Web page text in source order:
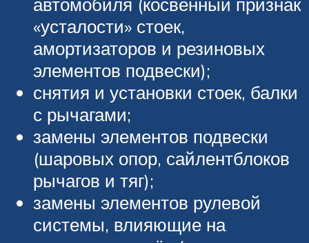
«усталости» стоек,
амортизаторов и резиновых
элементов подвески);
снятия и установки стоек, балки
с рычагами;
замены элементов подвески
(шаровых опор, сайлентблоков
рычагов и тяг);
замены элементов рулевой
системы, влияющие на